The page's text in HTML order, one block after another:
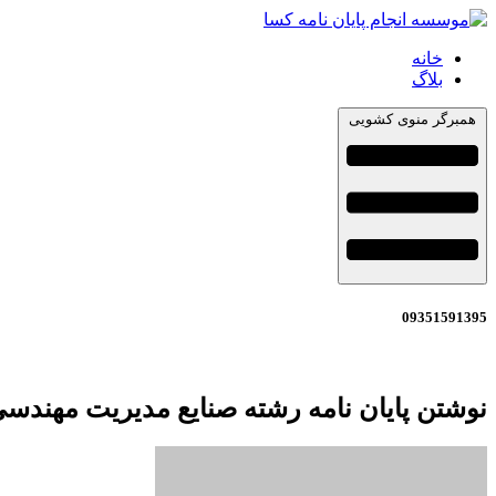
خانه
بلاگ
همبرگر منوی کشویی
09351591395
نوشتن پایان نامه رشته صنایع مدیریت